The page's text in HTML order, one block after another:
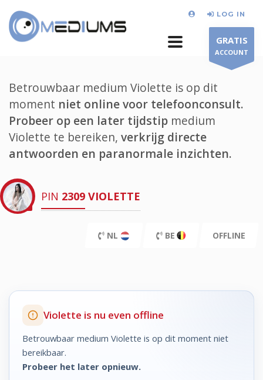
LOG IN
GRATIS
ACCOUNT
Betrouwbaar medium Violette is op dit
moment niet online voor telefoonconsult.
Probeer op een later tijdstip medium
Violette te bereiken, verkrijg directe
antwoorden en paranormale inzichten.
PIN 2309 VIOLETTE
NL BE OFFLINE
Violette is nu even offline
Betrouwbaar medium Violette is op dit moment niet
bereikbaar.
Probeer het later opnieuw.